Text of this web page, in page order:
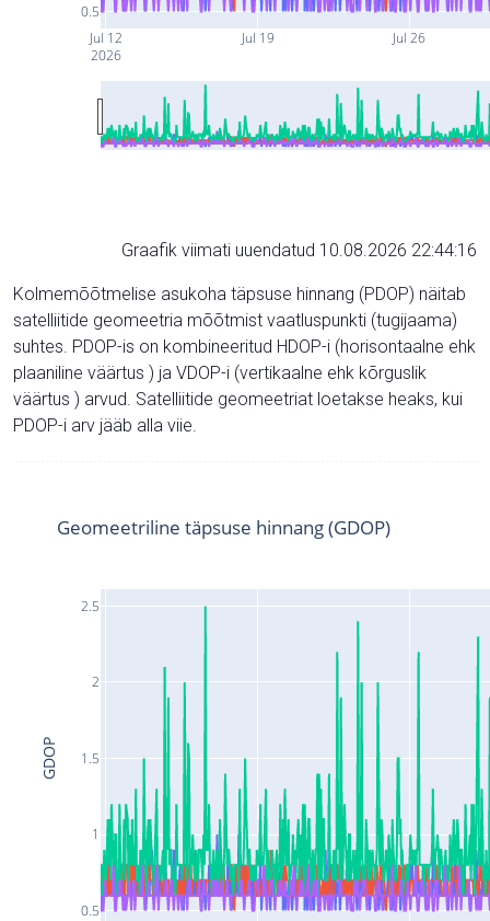
Jul 12
2026
Jul 19 Jul 26
0.5
Graafik viimati uuendatud 10.08.2026 22:44:16
Kolmemõõtmelise asukoha täpsuse hinnang (PDOP) näitab
satelliitide geomeetria mõõtmist vaatluspunkti (tugijaama)
suhtes. PDOP-is on kombineeritud HDOP-i (horisontaalne ehk
plaaniline väärtus ) ja VDOP-i (vertikaalne ehk kõrguslik
väärtus ) arvud. Satelliitide geomeetriat loetakse heaks, kui
PDOP-i arv jääb alla viie.
0.5
1
1.5
2
2.5
Geomeetriline täpsuse hinnang (GDOP)
GDOP